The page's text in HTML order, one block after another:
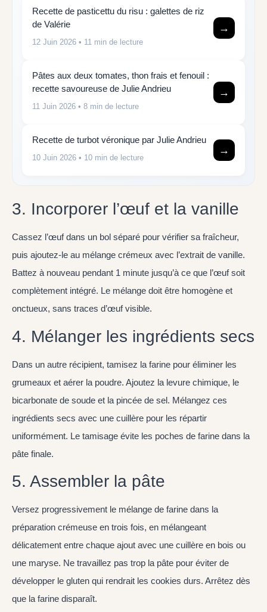
Recette de pasticettu du risu : galettes de riz
de Valérie
12 Juin 2026 • 11 min de lecture
→
Pâtes aux deux tomates, thon frais et fenouil :
recette savoureuse de Julie Andrieu
11 Juin 2026 • 8 min de lecture
→
Recette de turbot véronique par Julie Andrieu
10 Juin 2026 • 10 min de lecture
→
3. Incorporer l’œuf et la vanille
Cassez l’œuf dans un bol séparé pour vérifier sa fraîcheur,
puis ajoutez-le au mélange crémeux avec l’extrait de vanille.
Battez à nouveau pendant 1 minute jusqu’à ce que l’œuf soit
complètement intégré. Le mélange doit être homogène et
onctueux, sans traces d’œuf visible.
4. Mélanger les ingrédients secs
Dans un autre récipient, tamisez la farine pour éliminer les
grumeaux et aérer la poudre. Ajoutez la levure chimique, le
bicarbonate de soude et la pincée de sel. Mélangez ces
ingrédients secs avec une cuillère pour les répartir
uniformément. Le tamisage évite les poches de farine dans la
pâte finale.
5. Assembler la pâte
Versez progressivement le mélange de farine dans la
préparation crémeuse en trois fois, en mélangeant
délicatement entre chaque ajout avec une cuillère en bois ou
une maryse. Ne travaillez pas trop la pâte pour éviter de
développer le gluten qui rendrait les cookies durs. Arrêtez dès
que la farine disparaît.